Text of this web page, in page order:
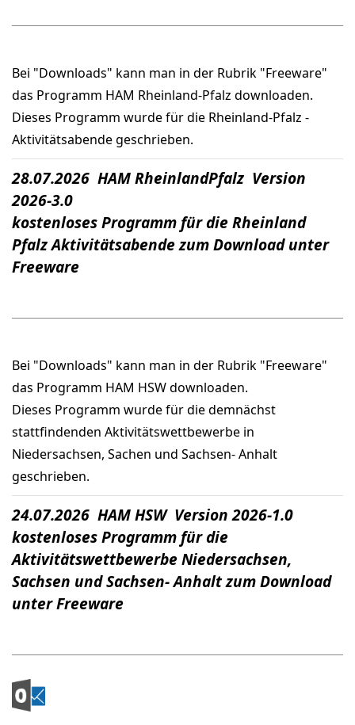
Bei "Downloads" kann man in der Rubrik "Freeware"
das Programm HAM Rheinland-Pfalz downloaden.
Dieses Programm wurde für die Rheinland-Pfalz -
Aktivitätsabende geschrieben.
28.07.2026 HAM RheinlandPfalz Version
2026-3.0
kostenloses Programm für die Rheinland
Pfalz Aktivitätsabende zum Download unter
Freeware
Bei "Downloads" kann man in der Rubrik "Freeware"
das Programm HAM HSW downloaden.
Dieses Programm wurde für die demnächst
stattfindenden Aktivitätswettbewerbe in
Niedersachsen, Sachen und Sachsen- Anhalt
geschrieben.
24.07.2026 HAM HSW Version 2026-1.0
kostenloses Programm für die
Aktivitätswettbewerbe Niedersachsen,
Sachsen und Sachsen- Anhalt zum Download
unter Freeware